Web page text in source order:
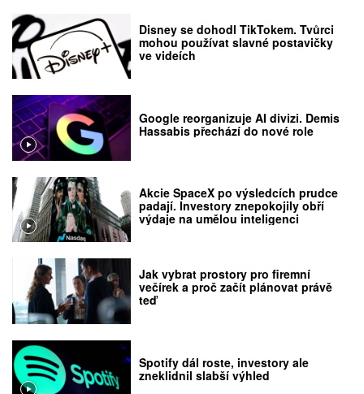
Disney se dohodl TikTokem. Tvůrci
mohou používat slavné postavičky
ve videích
Google reorganizuje AI divizi. Demis
Hassabis přechází do nové role
Akcie SpaceX po výsledcích prudce
padají. Investory znepokojily obří
výdaje na umělou inteligenci
Jak vybrat prostory pro firemní
večírek a proč začít plánovat právě
teď
Spotify dál roste, investory ale
zneklidnil slabší výhled